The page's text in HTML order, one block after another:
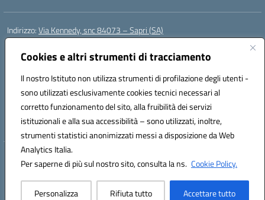
Cookies e altri strumenti di tracciamento
Il nostro Istituto non utilizza strumenti di profilazione degli utenti -
sono utilizzati esclusivamente cookies tecnici necessari al
corretto funzionamento del sito, alla fruibilità dei servizi
istituzionali e alla sua accessibilità – sono utilizzati, inoltre,
strumenti statistici anonimizzati messi a disposizione da Web
Analytics Italia.
Per saperne di più sul nostro sito, consulta la ns. Cookie Policy.
Personalizza Rifiuta tutto Accettare tutto
Indirizzo:Via Kennedy, snc 84073 – Sapri (SA)
Centralino:
Posta elettronica certificata (PEC):saic878008@pec.istruzione.it
Codice fiscale: 84002700650
Codice meccanografico:SAIC878008
Codice Indice delle Pubbliche Amministrazioni (IPA): istsc_saic878008
Codice unico di fatturazione (CUF): UFYPHY
Hosting & Powered by 3D Solution S.r.l.
Concept & Design by Designers Italia